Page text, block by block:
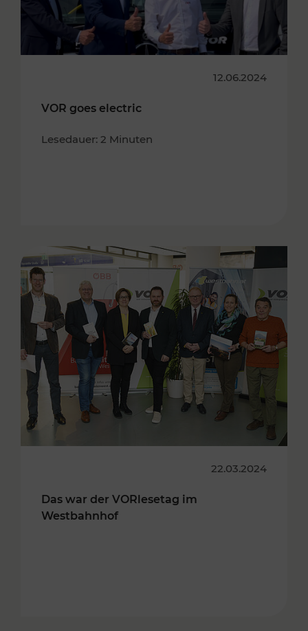
12.06.2024
VOR goes electric
Lesedauer: 2 Minuten
22.03.2024
Das war der VORlesetag im
Westbahnhof